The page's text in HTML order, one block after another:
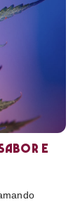
e